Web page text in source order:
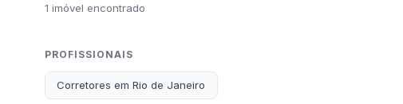
1 imóvel encontrado
PROFISSIONAIS
Corretores em Rio de Janeiro